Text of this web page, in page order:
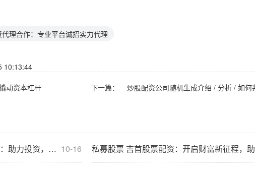
代理合作：专业平台诚招实力代理
10:13:44
动资本杠杆 下一篇：
10-16
把握财富机遇 私募股票 吉首股票配资：开启财富新征程，助力投资梦想